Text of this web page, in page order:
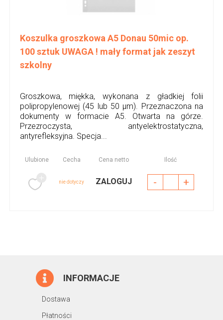
Koszulka groszkowa A5 Donau 50mic op.
100 sztuk UWAGA ! mały format jak zeszyt
szkolny
Groszkowa, miękka, wykonana z gładkiej folii
polipropylenowej (45 lub 50 µm). Przeznaczona na
dokumenty w formacie A5. Otwarta na górze.
Przezroczysta, antyelektrostatyczna,
antyrefleksyjna. Specja...
Ulubione Cecha Cena netto Ilość
nie dotyczy ZALOGUJ - +
INFORMACJE
Dostawa
Płatności